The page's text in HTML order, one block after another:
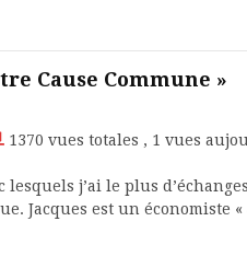
Cause Commune »
1370 vues totales , 1 vues
j’ai le plus
Jacques est un économiste «